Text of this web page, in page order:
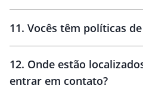
11. Vocês têm políticas
30 dias
12. Onde estão
entrar em contato?